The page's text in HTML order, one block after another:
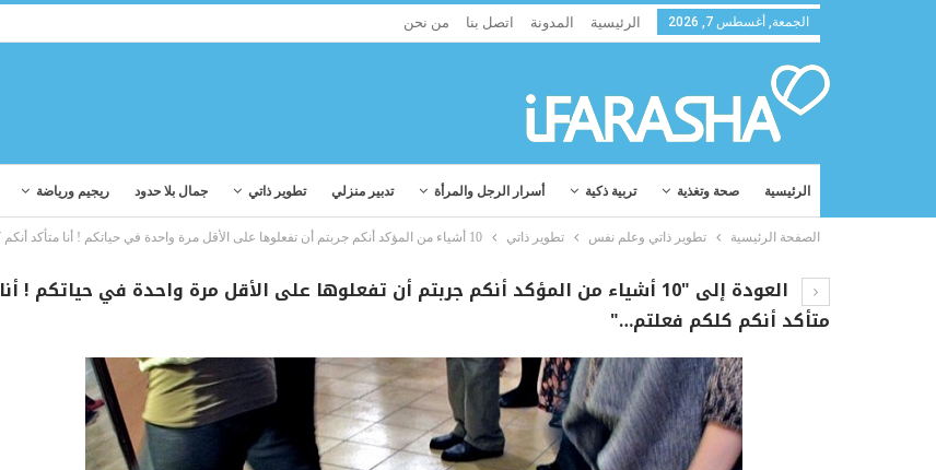
الجمعة, أغسطس 7, 2026 الرئيسية المدونة اتصل بنا من نحن
الرئيسية صحة وتغذية تربية ذكية أسرار الرجل والمرأة تدبير منزلي تطوير ذاتي جمال بلا حدود ريجيم ورياضة
الصفحة الرئيسية تطوير ذاتي وعلم نفس تطوير ذاتي 10 أشياء من المؤكد أنكم جربتم أن تفعلوها على الأقل مرة واحدة في حياتكم ! أنا متأكد أنكم كلكم فعلتم الرقم 5.
العودة إلى "10 أشياء من المؤكد أنكم جربتم أن تفعلوها على الأقل مرة واحدة في حياتكم ! أنا
متأكد أنكم كلكم فعلتم…"